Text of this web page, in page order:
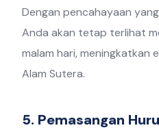
Dengan pencahayaan
Anda akan tetap terlihat
malam hari, meningkatkan
Alam Sutera.
5. Pemasangan